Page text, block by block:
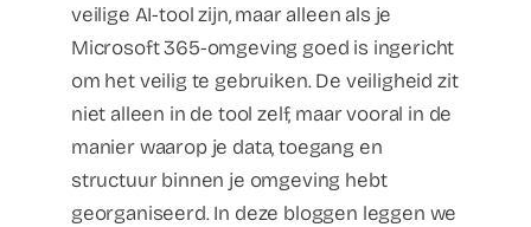
veilige AI-tool zijn, maar alleen als je
Microsoft 365-omgeving goed is ingericht
om het veilig te gebruiken. De veiligheid zit
niet alleen in de tool zelf, maar vooral in de
manier waarop je data, toegang en
structuur binnen je omgeving hebt
georganiseerd. In deze bloggen leggen we